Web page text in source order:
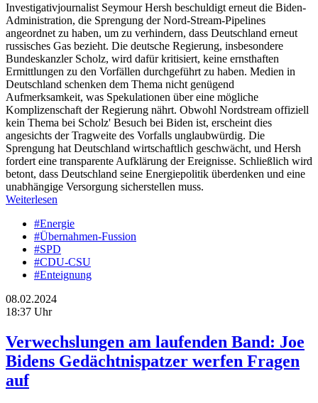
Investigativjournalist Seymour Hersh beschuldigt erneut die Biden-
Administration, die Sprengung der Nord-Stream-Pipelines
angeordnet zu haben, um zu verhindern, dass Deutschland erneut
russisches Gas bezieht. Die deutsche Regierung, insbesondere
Bundeskanzler Scholz, wird dafür kritisiert, keine ernsthaften
Ermittlungen zu den Vorfällen durchgeführt zu haben. Medien in
Deutschland schenken dem Thema nicht genügend
Aufmerksamkeit, was Spekulationen über eine mögliche
Komplizenschaft der Regierung nährt. Obwohl Nordstream offiziell
kein Thema bei Scholz' Besuch bei Biden ist, erscheint dies
angesichts der Tragweite des Vorfalls unglaubwürdig. Die
Sprengung hat Deutschland wirtschaftlich geschwächt, und Hersh
fordert eine transparente Aufklärung der Ereignisse. Schließlich wird
betont, dass Deutschland seine Energiepolitik überdenken und eine
unabhängige Versorgung sicherstellen muss.
Weiterlesen
#Energie
#Übernahmen-Fussion
#SPD
#CDU-CSU
#Enteignung
08.02.2024
18:37 Uhr
Verwechslungen am laufenden Band: Joe
Bidens Gedächtnispatzer werfen Fragen
auf